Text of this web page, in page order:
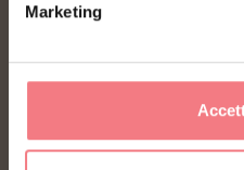
Marketing
FONDAZIONE DMO
Piazza Santo Stefano 15/17